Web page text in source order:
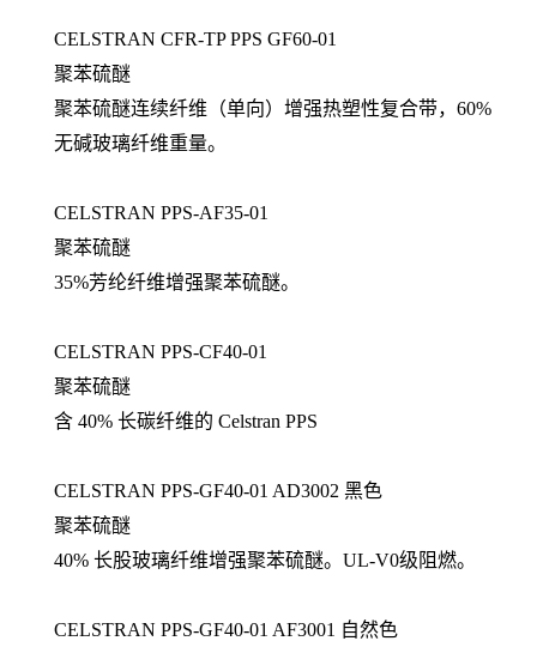
CELSTRAN CFR-TP PPS GF60-01
聚苯硫醚
聚苯硫醚连续纤维（单向）增强热塑性复合带，60%
无碱玻璃纤维重量。
CELSTRAN PPS-AF35-01
聚苯硫醚
35%芳纶纤维增强聚苯硫醚。
CELSTRAN PPS-CF40-01
聚苯硫醚
含 40% 长碳纤维的 Celstran PPS
CELSTRAN PPS-GF40-01 AD3002 黑色
聚苯硫醚
40% 长股玻璃纤维增强聚苯硫醚。UL-V0级阻燃。
CELSTRAN PPS-GF40-01 AF3001 自然色